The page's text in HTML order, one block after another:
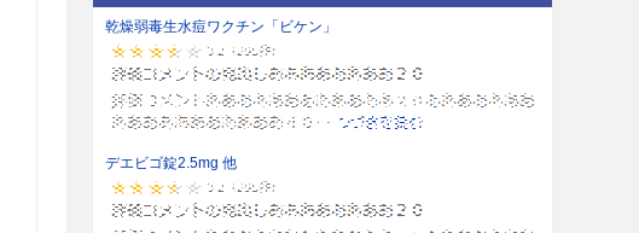
乾燥弱毒生水痘ワクチン「ビケン」
デエビゴ錠2.5mg 他